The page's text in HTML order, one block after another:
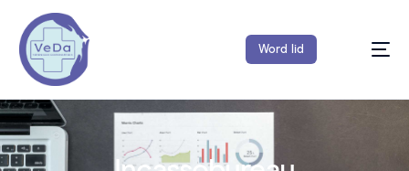
Word lid